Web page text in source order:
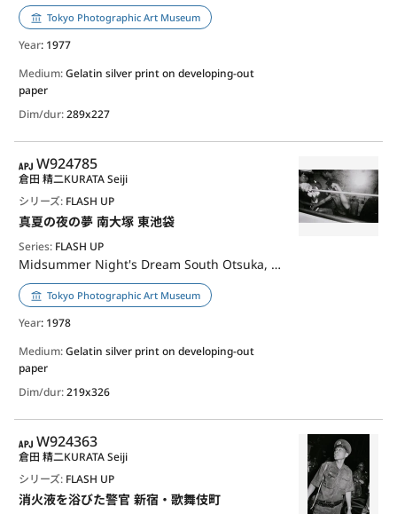
Tokyo Photographic Art Museum
Year: 1977
Medium:Gelatin silver print on developing-out
paper
Dim/dur:289x227
APJ
W924785
真夏の夜の夢 南大塚 東池袋
シリーズ: FLASH UP
Midsummer Night's Dream South Otsuka, East Ikebukuro
Series: FLASH UP
倉田 精二KURATA Seiji
Tokyo Photographic Art Museum
Year: 1978
Medium:Gelatin silver print on developing-out
paper
Dim/dur:219x326
APJ
W924363
消火液を浴びた警官 新宿・歌舞伎町
シリーズ: FLASH UP
倉田 精二KURATA Seiji